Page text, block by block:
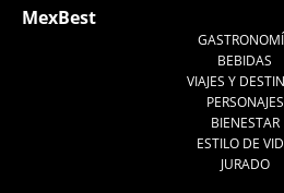
MexBest
BEBIDAS
VIAJES Y
PERSONAJES
BIENESTAR
ESTILO DE
JURADO